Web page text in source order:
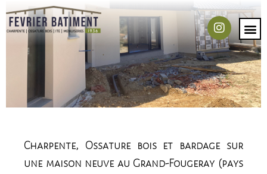
Charpente, Ossature bois et bardage sur
une maison neuve au Grand-Fougeray (pays